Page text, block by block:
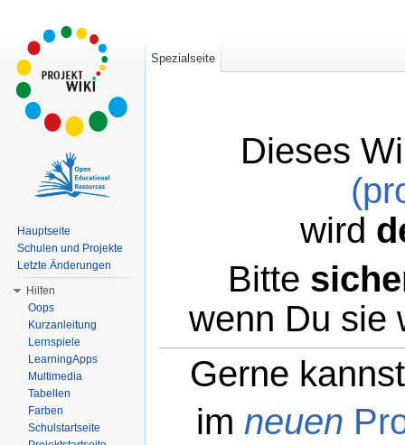
Dieses
wird
Bitte
wenn Du sie
Gerne
im neuen
Spezialseite
Hauptseite
Schulen und Projekte
Letzte Änderungen
Hilfen
Oops
Kurzanleitung
Lernspiele
LearningApps
Multimedia
Tabellen
Farben
Schulstartseite